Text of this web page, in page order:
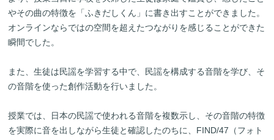
やその曲の特徴を「ふきだしくん」に書き出すことができました。
オンラインならではの空間を超えたつながりを感じることができた
瞬間でした。
また、生徒は民謡を学習する中で、民謡を構成する音階を学び、そ
の音階を使った創作活動を行いました。
授業では、日本の民謡で使われる音階を複数示し、その音階の特徴
を実際に音を出しながら生徒と確認したのちに、FIND/47（フォト